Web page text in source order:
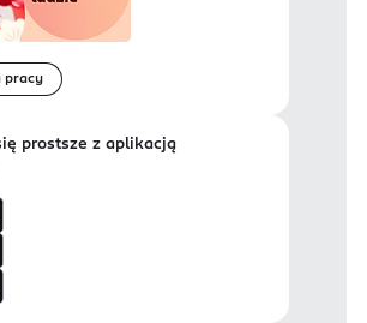
pracy
prostsze z aplikacją